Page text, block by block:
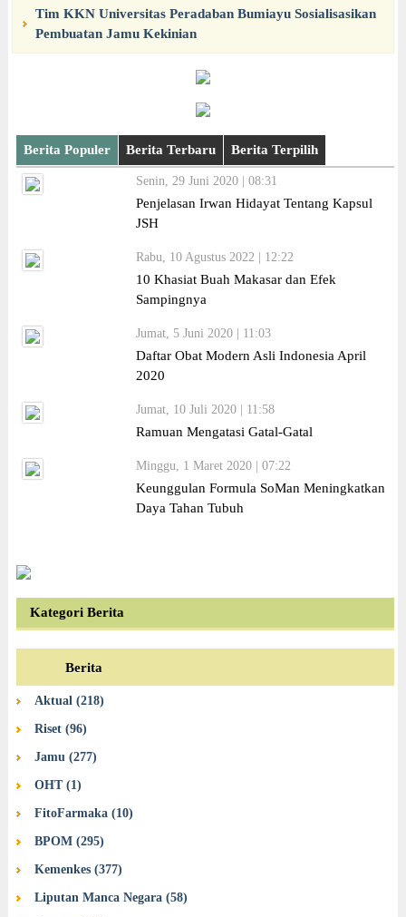
Tim KKN Universitas Peradaban Bumiayu Sosialisasikan
Pembuatan Jamu Kekinian
Berita Populer Berita Terbaru Berita Terpilih
Senin, 29 Juni 2020 | 08:31
Penjelasan Irwan Hidayat Tentang Kapsul
JSH
Rabu, 10 Agustus 2022 | 12:22
10 Khasiat Buah Makasar dan Efek
Sampingnya
Jumat, 5 Juni 2020 | 11:03
Daftar Obat Modern Asli Indonesia April
2020
Jumat, 10 Juli 2020 | 11:58
Ramuan Mengatasi Gatal-Gatal
Minggu, 1 Maret 2020 | 07:22
Keunggulan Formula SoMan Meningkatkan
Daya Tahan Tubuh
Kategori Berita
Berita
Aktual (218)
Riset (96)
Jamu (277)
OHT (1)
FitoFarmaka (10)
BPOM (295)
Kemenkes (377)
Liputan Manca Negara (58)